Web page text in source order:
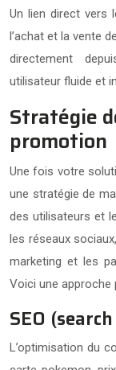
Un lien direct vers
l’achat et la vente
directement
utilisateur fluide et
Stratégie
promotion
Une fois votre
une stratégie de
des utilisateurs et
les réseaux
marketing et les
Voici une approche
SEO
L’optimisation du